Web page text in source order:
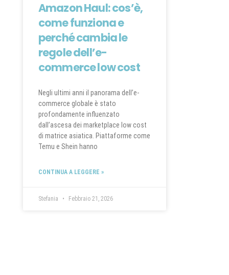
Amazon Haul: cos’è,
come funziona e
perché cambia le
regole dell’e-
commerce low cost
Negli ultimi anni il panorama dell’e-
commerce globale è stato
profondamente influenzato
dall’ascesa dei marketplace low cost
di matrice asiatica. Piattaforme come
Temu e Shein hanno
CONTINUA A LEGGERE »
Stefania Febbraio 21, 2026